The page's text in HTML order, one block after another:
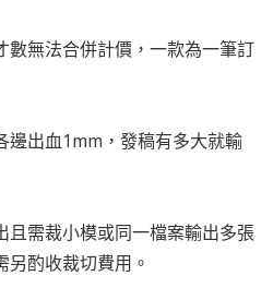
數無法合併計價，一款為一筆訂
邊出血1mm，發稿有多大就輸
且需裁小模或同一檔案輸出多張
另酌收裁切費用。